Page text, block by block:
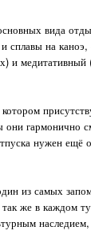
вида
сплавы на
и
они гармонично
нужен ещё
из самых
же в каждом